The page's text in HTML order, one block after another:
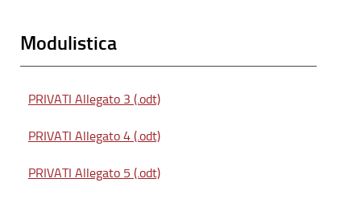
Modulistica
PRIVATI Allegato 3 (.odt)
PRIVATI Allegato 4 (.odt)
PRIVATI Allegato 5 (.odt)